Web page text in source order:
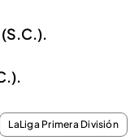
LaLiga Primera División